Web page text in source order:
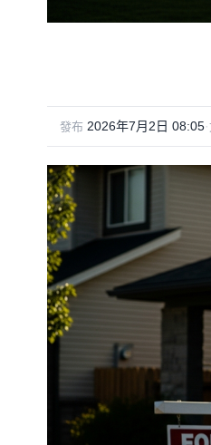
發布 2026年7月2日 08:05·